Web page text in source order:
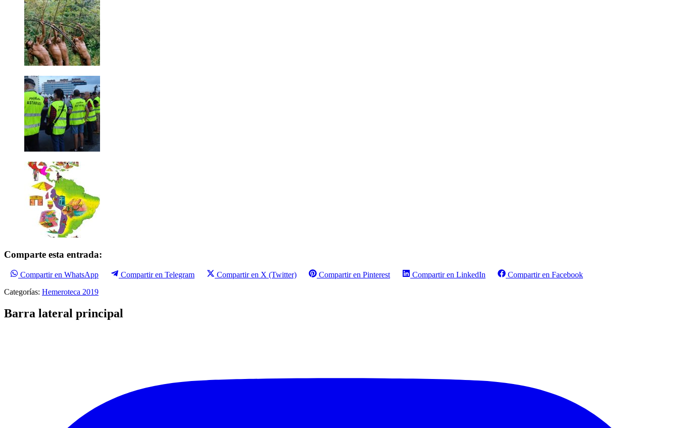
Comparte esta entrada:
Compartir en WhatsApp Compartir en Telegram Compartir en X (Twitter) Compartir en Pinterest Compartir en LinkedIn
Compartir en Facebook
Categorías: Hemeroteca 2019
Barra lateral principal